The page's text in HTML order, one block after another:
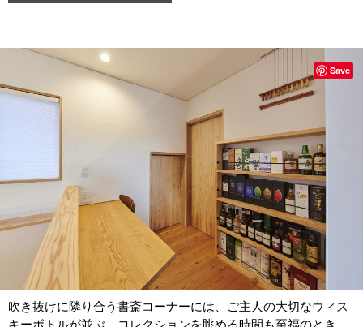
吹き抜けに隣り合う書斎コーナーには、ご主人の大切なウィス
Save